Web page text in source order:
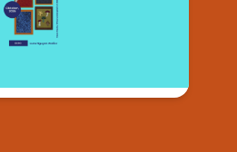
organiseert “Art is voor
tentoonstelling
van haar docenten,